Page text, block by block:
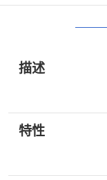
描述
特性